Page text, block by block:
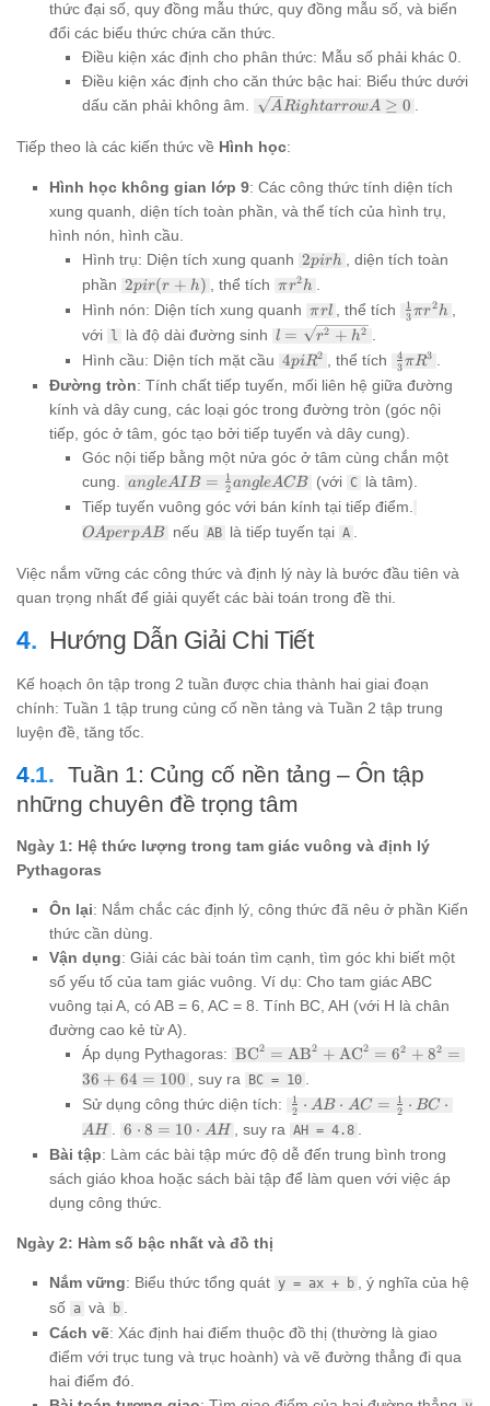
thức đại số, quy đồng mẫu thức, quy đồng mẫu số, và biến
đổi các biểu thức chứa căn thức.
Điều kiện xác định cho phân thức: Mẫu số phải khác 0.
Điều kiện xác định cho căn thức bậc hai: Biểu thức dưới
dấu căn phải không âm. \sqrt{A}
A \ge 0
ARightarrowA ≥ 0 .
Tiếp theo là các kiến thức về Hình học:
Hình học không gian lớp 9: Các công thức tính diện tích
xung quanh, diện tích toàn phần, và thể tích của hình trụ,
hình nón, hình cầu.
Hình trụ: Diện tích xung quanh 2pi
rh
2pirh
, diện tích toàn
phần 2pi
r(r+h)
2pir(r + h) , thể tích \pi
r^2h
πr2h
Hình nón: Diện tích xung quanh \pi
rl
πrl , thể tích
\frac{1}
{3}\pi
3
1πr2h
với l là độ dài đường sinh l =
\sqrt{r^2+h^2}
l = r2 + h2
Hình cầu: Diện tích mặt cầu 4pi
R^2
4piR2 , thể tích
\frac{4}
{3}\pi
R^3
3
4πR3
Đường tròn: Tính chất tiếp tuyến, mối liên hệ giữa đường
kính và dây cung, các loại góc trong đường tròn (góc nội
tiếp, góc ở tâm, góc tạo bởi tiếp tuyến và dây cung).
Góc nội tiếp bằng một nửa góc ở tâm cùng chắn một
cung.
angle
AIB =
\frac{1}
{2}
ACB
angleA IB = 2
1angleACB (với C là tâm).
Tiếp tuyến vuông góc với bán kính tại tiếp điểm.
OAperpA B nếu AB là tiếp tuyến tại A
Việc nắm vững các công thức và định lý này là bước đầu tiên và
quan trọng nhất để giải quyết các bài toán trong đề thi.
Hướng Dẫn Giải Chi Tiết
Kế hoạch ôn tập trong 2 tuần được chia thành hai giai đoạn
chính: Tuần 1 tập trung củng cố nền tảng và Tuần 2 tập trung
luyện đề, tăng tốc.
Tuần 1: Củng cố nền tảng – Ôn tập
những chuyên đề trọng tâm
Ngày 1: Hệ thức lượng trong tam giác vuông và định lý
Pythagoras
Ôn lại: Nắm chắc các định lý, công thức đã nêu ở phần Kiến
thức cần dùng.
Vận dụng: Giải các bài toán tìm cạnh, tìm góc khi biết một
số yếu tố của tam giác vuông. Ví dụ: Cho tam giác ABC
vuông tại A, có AB = 6, AC = 8. Tính BC, AH (với H là chân
đường cao kẻ từ A).
Áp dụng Pythagoras: \text{BC}^2
\text{AB}^2
+
\text{AC}^2
= 6^2 + 8^2
= 36 + 64 =
100
BC2 = AB2 + AC2 = 62 + 82 =
36 + 64 = 100 , suy ra BC = 10
Sử dụng công thức diện tích:
\frac{1}
{2}
\cdot
AB
\cdot
\cdot
2
1 ⋅ AB ⋅ AC = 2
1 ⋅ BC ⋅
AH
6
\cdot
8 =
10
\cdot
6 ⋅ 8 = 10 ⋅ AH , suy ra AH = 4.8
Bài tập: Làm các bài tập mức độ dễ đến trung bình trong
sách giáo khoa hoặc sách bài tập để làm quen với việc áp
dụng công thức.
Ngày 2: Hàm số bậc nhất và đồ thị
Nắm vững: Biểu thức tổng quát y = ax + b
, ý nghĩa của hệ
số a và b
Cách vẽ: Xác định hai điểm thuộc đồ thị (thường là giao
điểm với trục tung và trục hoành) và vẽ đường thẳng đi qua
hai điểm đó.